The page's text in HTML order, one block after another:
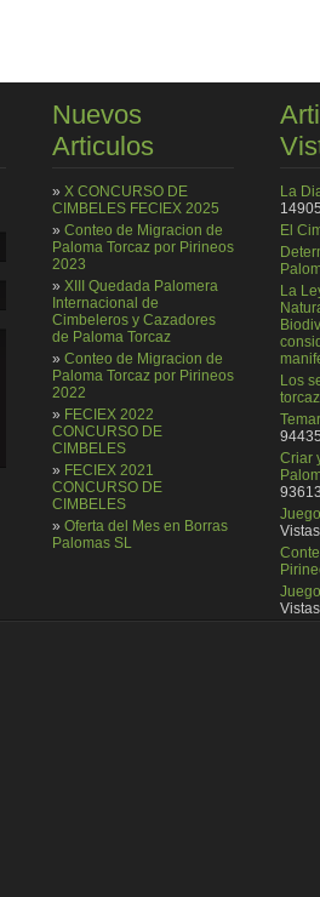
Nuevos
Articulos
» X CONCURSO DE
CIMBELES FECIEX 2025
» Conteo de Migracion de
Paloma Torcaz por Pirineos
2023
» XIII Quedada Palomera
Internacional de
Cimbeleros y Cazadores
de Paloma Torcaz
» Conteo de Migracion de
Paloma Torcaz por Pirineos
2022
» FECIEX 2022
CONCURSO DE
CIMBELES
» FECIEX 2021
CONCURSO DE
CIMBELES
» Oferta del Mes en Borras
Palomas SL
La
El
La
Los
torcaz
Criar
Vistas
Vistas